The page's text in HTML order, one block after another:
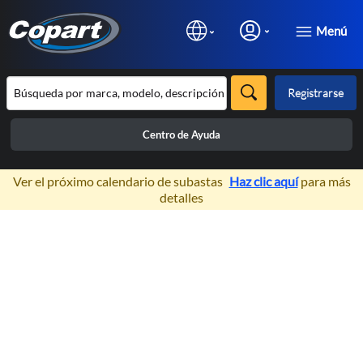
Menú
Registrarse
Centro de Ayuda
×
Ver el próximo calendario de subastas Haz clic aquípara más
detalles